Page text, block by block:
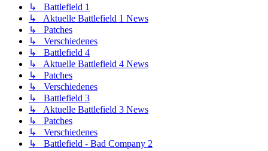
↳ Battlefield 1
↳ Aktuelle Battlefield 1 News
↳ Patches
↳ Verschiedenes
↳ Battlefield 4
↳ Aktuelle Battlefield 4 News
↳ Patches
↳ Verschiedenes
↳ Battlefield 3
↳ Aktuelle Battlefield 3 News
↳ Patches
↳ Verschiedenes
↳ Battlefield - Bad Company 2